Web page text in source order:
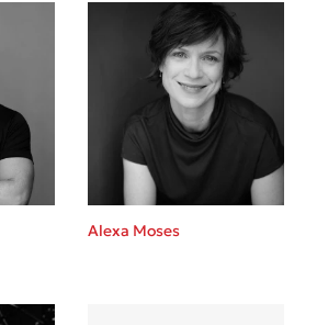
Η μέθοδος Αφήστε τους
Alexa Moses